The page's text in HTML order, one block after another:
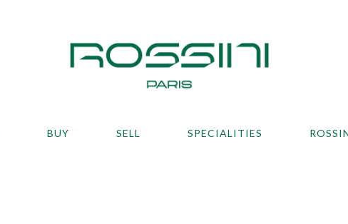
BUY SELL SPECIALITIES